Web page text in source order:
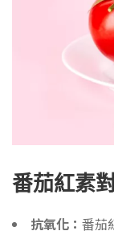
番茄紅素
抗氧化： 番茄